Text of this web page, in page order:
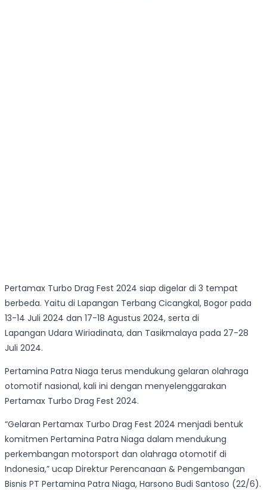
Pertamax Turbo Drag Fest 2024 siap digelar di 3 tempat
berbeda. Yaitu di Lapangan Terbang Cicangkal, Bogor pada
13-14 Juli 2024 dan 17-18 Agustus 2024, serta di
Lapangan Udara Wiriadinata, dan Tasikmalaya pada 27-28
Juli 2024.
Pertamina Patra Niaga terus mendukung gelaran olahraga
otomotif nasional, kali ini dengan menyelenggarakan
Pertamax Turbo Drag Fest 2024.
“Gelaran Pertamax Turbo Drag Fest 2024 menjadi bentuk
komitmen Pertamina Patra Niaga dalam mendukung
perkembangan motorsport dan olahraga otomotif di
Indonesia,” ucap Direktur Perencanaan & Pengembangan
Bisnis PT Pertamina Patra Niaga, Harsono Budi Santoso (22/6).